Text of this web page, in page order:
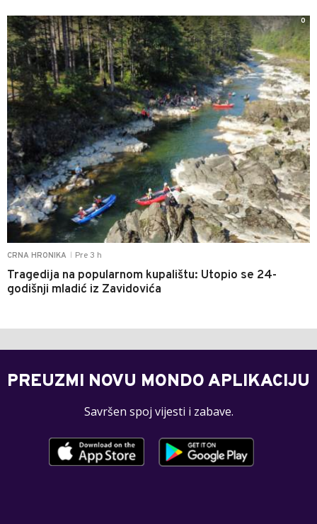
CRNA HRONIKA Pre 3 h
Tragedija na popularnom kupalištu: Utopio se 24-
godišnji mladić iz Zavidovića
0
PREUZMI NOVU MONDO APLIKACIJU
Savršen spoj vijesti i zabave.